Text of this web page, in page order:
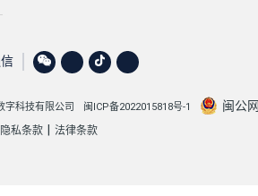
科技有限公司 闽ICP备2022015818号-1 闽公
隐私条款 法律条款